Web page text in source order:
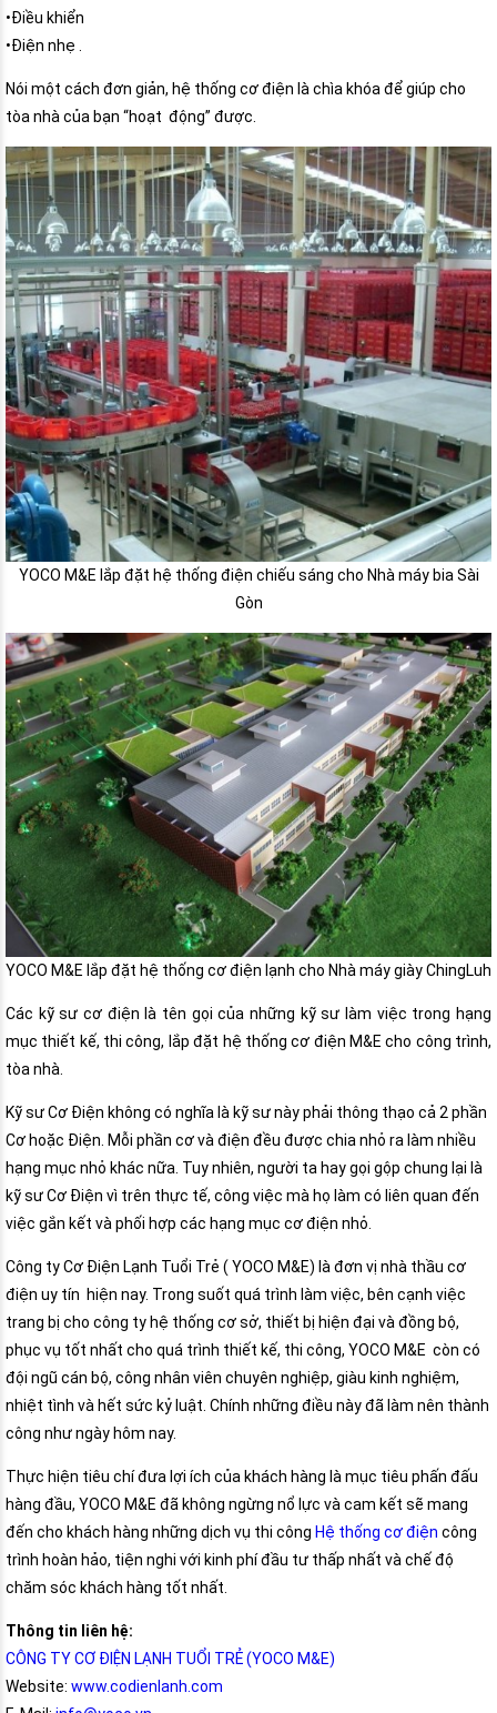
•Điều khiển
•Điện nhẹ .
Nói một cách đơn giản, hệ thống cơ điện là chìa khóa để giúp cho
tòa nhà của bạn “hoạt động” được.
YOCO M&E lắp đặt hệ thống điện chiếu sáng cho Nhà máy bia Sài
Gòn
YOCO M&E lắp đặt hệ thống cơ điện lạnh cho Nhà máy giày ChingLuh
Các kỹ sư cơ điện là tên gọi của những kỹ sư làm việc trong hạng
mục thiết kế, thi công, lắp đặt hệ thống cơ điện M&E cho công trình,
tòa nhà.
Kỹ sư Cơ Điện không có nghĩa là kỹ sư này phải thông thạo cả 2 phần
Cơ hoặc Điện. Mỗi phần cơ và điện đều được chia nhỏ ra làm nhiều
hạng mục nhỏ khác nữa. Tuy nhiên, người ta hay gọi gộp chung lại là
kỹ sư Cơ Điện vì trên thực tế, công việc mà họ làm có liên quan đến
việc gắn kết và phối hợp các hạng mục cơ điện nhỏ.
Công ty Cơ Điện Lạnh Tuổi Trẻ ( YOCO M&E) là đơn vị nhà thầu cơ
điện uy tín hiện nay. Trong suốt quá trình làm việc, bên cạnh việc
trang bị cho công ty hệ thống cơ sở, thiết bị hiện đại và đồng bộ,
phục vụ tốt nhất cho quá trình thiết kế, thi công, YOCO M&E còn có
đội ngũ cán bộ, công nhân viên chuyên nghiệp, giàu kinh nghiệm,
nhiệt tình và hết sức kỷ luật. Chính những điều này đã làm nên thành
công như ngày hôm nay.
Thực hiện tiêu chí đưa lợi ích của khách hàng là mục tiêu phấn đấu
hàng đầu, YOCO M&E đã không ngừng nổ lực và cam kết sẽ mang
đến cho khách hàng những dịch vụ thi công Hệ thống cơ điện công
trình hoàn hảo, tiện nghi với kinh phí đầu tư thấp nhất và chế độ
chăm sóc khách hàng tốt nhất.
Thông tin liên hệ:
CÔNG TY CƠ ĐIỆN LẠNH TUỔI TRẺ (YOCO M&E)
Website: www.codienlanh.com